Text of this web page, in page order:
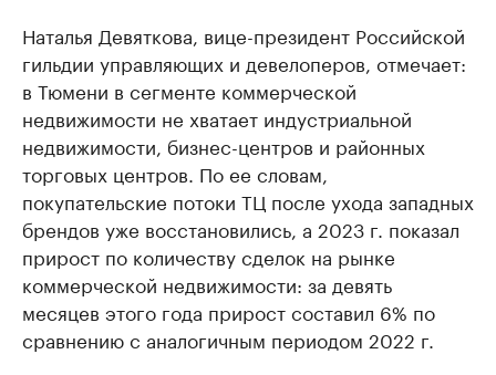
Наталья Девяткова, вице-президент Российской
гильдии управляющих и девелоперов, отмечает:
в Тюмени в сегменте коммерческой
недвижимости не хватает индустриальной
недвижимости, бизнес-центров и районных
торговых центров. По ее словам,
покупательские потоки ТЦ после ухода западных
брендов уже восстановились, а 2023 г. показал
прирост по количеству сделок на рынке
коммерческой недвижимости: за девять
месяцев этого года прирост составил 6% по
сравнению с аналогичным периодом 2022 г.